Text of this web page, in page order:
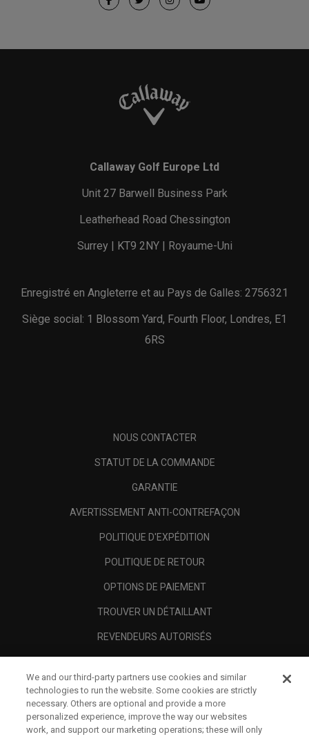
Callaway Golf Europe Ltd
Unit 27 Barwell Business Park
Leatherhead Road Chessington
Surrey | KT9 2NY | Royaume-Uni
Enregistré en Angleterre et au Pays de Galles: 2756321
Siège social: 1 Blossom Yard, Fourth Floor, Londres, E1
6RS
NOUS CONTACTER
STATUT DE LA COMMANDE
GARANTIE
AVERTISSEMENT ANTI-CONTREFAÇON
POLITIQUE D'EXPÉDITION
POLITIQUE DE RETOUR
OPTIONS DE PAIEMENT
TROUVER UN DÉTAILLANT
REVENDEURS AUTORISÉS
A PROPOS
MENTIONS LÉGALES
We and our third-party partners use cookies and similar
technologies to run the website. Some cookies are strictly
necessary. Others are optional and provide a more
personalized experience, improve the way our websites
work, and support our marketing operations; these will only